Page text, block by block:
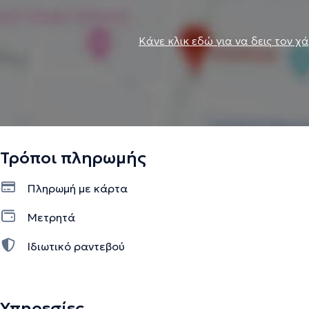
Κάνε κλικ εδώ για να δεις τον
Τρόποι πληρωμής
Πληρωμή με κάρτα
Μετρητά
Ιδιωτικό ραντεβού